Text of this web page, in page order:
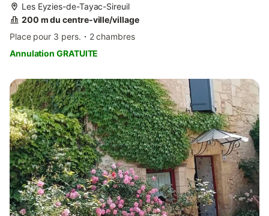
Les Eyzies-de-Tayac-Sireuil
200 m du centre-ville/village
Place pour 3 pers.
2 chambres
Annulation GRATUITE